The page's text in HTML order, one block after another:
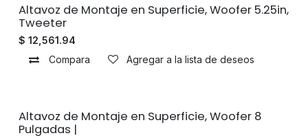
Sin existencias
Altavoz de Montaje en Superficie, Woofer 5.25in,
Tweeter
$ 12,561.94
Compara
Agregar a la lista de deseos
Altavoz de Montaje en Superficie, Woofer 8
Pulgadas |